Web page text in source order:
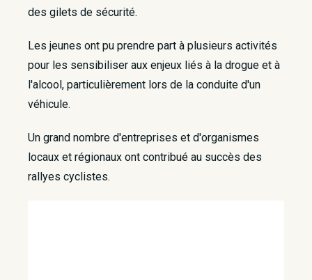
des gilets de sécurité.
Les jeunes ont pu prendre part à plusieurs activités
pour les sensibiliser aux enjeux liés à la drogue et à
l'alcool, particulièrement lors de la conduite d'un
véhicule.
Un grand nombre d'entreprises et d'organismes
locaux et régionaux ont contribué au succès des
rallyes cyclistes.